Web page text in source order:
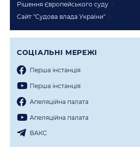
Рішення Європейського суду
Сайт "Судова влада України"
СОЦIАЛЬНI МЕРЕЖI
Перша iнстанцiя
Перша iнстанцiя
Апеляцiйна палата
Апеляцiйна палата
ВАКС